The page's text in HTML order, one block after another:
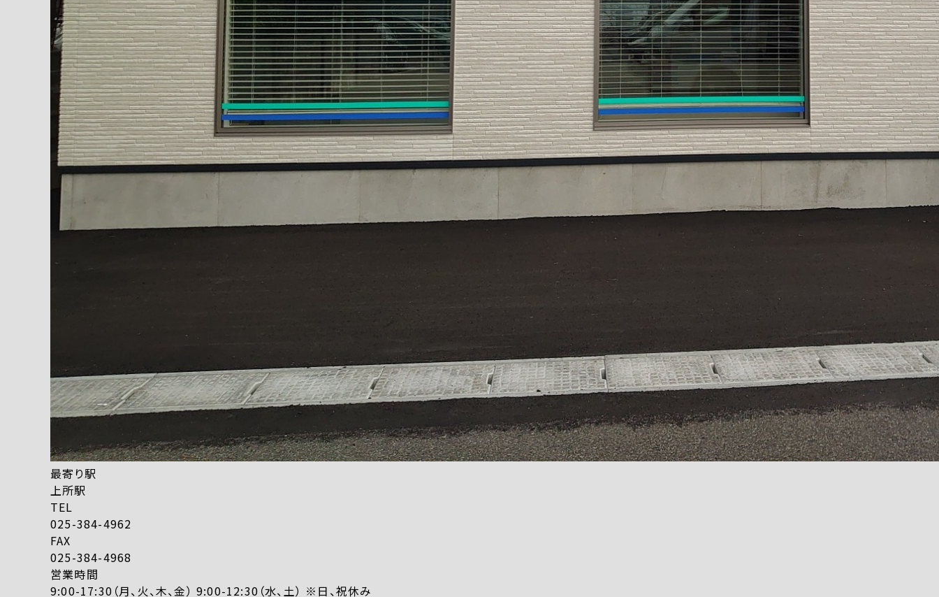
最寄り駅
上所駅
TEL
025-384-4962
FAX
025-384-4968
営業時間
9:00-17:30（月、火、木、金） 9:00-12:30（水、土） ※日、祝休み